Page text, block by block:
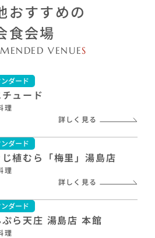
おすすめの
食会場
VENUES
ンダード
ュード
理
詳しく見る
ンダード
植むら「梅里」湯島店
理
詳しく見る
ンダード
ら天庄 湯島店 本館
理